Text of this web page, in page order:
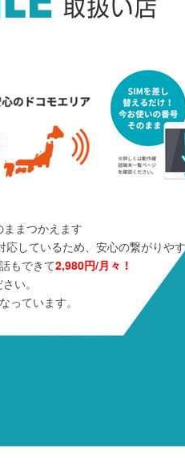
まつかえます
しているため、安心の繋がりやす
もできて2,980円/月々！
い。
っています。